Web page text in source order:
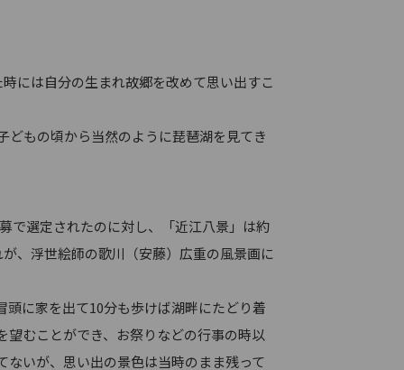
には自分の生まれ故郷を改めて思い出すこ
もの頃から当然のように琵琶湖を見てき
で選定されたのに対し、「近江八景」は約
、浮世絵師の歌川（安藤）広重の風景画に
に家を出て10分も歩けば湖畔にたどり着
むことができ、お祭りなどの行事の時以
いが、思い出の景色は当時のまま残って